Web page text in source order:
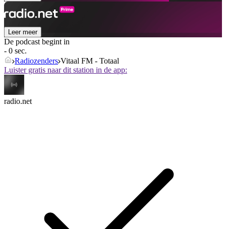
Leer meer
De podcast begint in
- 0 sec.
Radiozenders Vitaal FM - Totaal
Luister gratis naar dit station in de app:
radio.net